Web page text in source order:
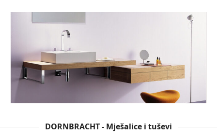
DORNBRACHT - Mješalice i tuševi